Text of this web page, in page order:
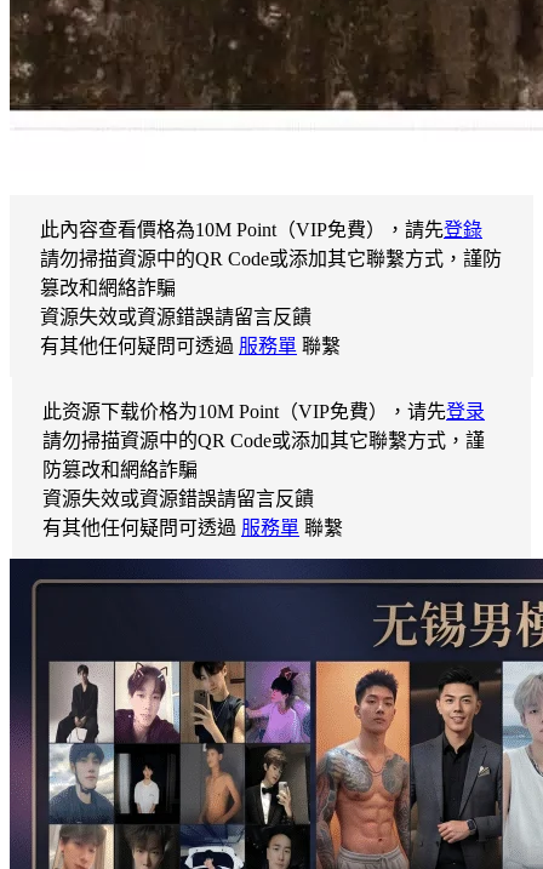
此內容查看價格為10M Point（VIP免費），請先登錄
請勿掃描資源中的QR Code或添加其它聯繫方式，謹防
篡改和網絡詐騙
資源失效或資源錯誤請留言反饋
有其他任何疑問可透過 服務單 聯繫
此资源下载价格为10M Point（VIP免費），请先登录
請勿掃描資源中的QR Code或添加其它聯繫方式，謹
防篡改和網絡詐騙
資源失效或資源錯誤請留言反饋
有其他任何疑問可透過 服務單 聯繫